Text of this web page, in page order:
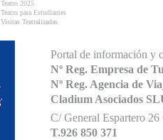
Teatro 2025
Teatro para Estudiantes
Visitas Teatralizadas
Portal de información y
Nº Reg. Empresa de
Nº Reg. Agencia de
Cladium Asociados
C/ General Espartero
T.926 850 371